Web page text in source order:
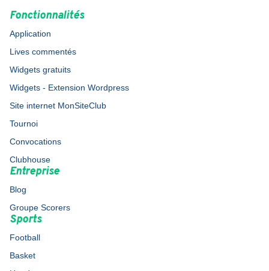
Fonctionnalités
Application
Lives commentés
Widgets gratuits
Widgets - Extension Wordpress
Site internet MonSiteClub
Tournoi
Convocations
Clubhouse
Entreprise
Blog
Groupe Scorers
Sports
Football
Basket